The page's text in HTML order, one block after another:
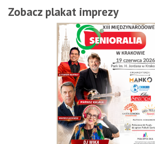
Zobacz plakat imprezy